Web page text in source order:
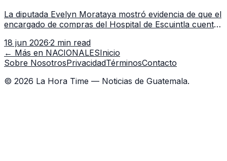
La diputada Evelyn Morataya mostró evidencia de que el
encargado de compras del Hospital de Escuintla cuenta
capacitación en la capital.
18 jun 2026·2 min read
← Más en NACIONALESInicio
Sobre NosotrosPrivacidadTérminosContacto
© 2026 La Hora Time — Noticias de Guatemala.